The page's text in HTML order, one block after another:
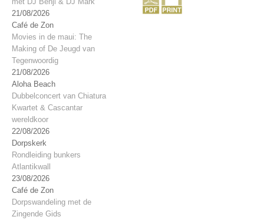
21/08/2026
Café de Zon
Movies in de maui: The
Making of De Jeugd van
Tegenwoordig
21/08/2026
Aloha Beach
Dubbelconcert van Chiatura
Kwartet & Cascantar
wereldkoor
22/08/2026
Dorpskerk
Rondleiding bunkers
Atlantikwall
23/08/2026
Café de Zon
Dorpswandeling met de
Zingende Gids